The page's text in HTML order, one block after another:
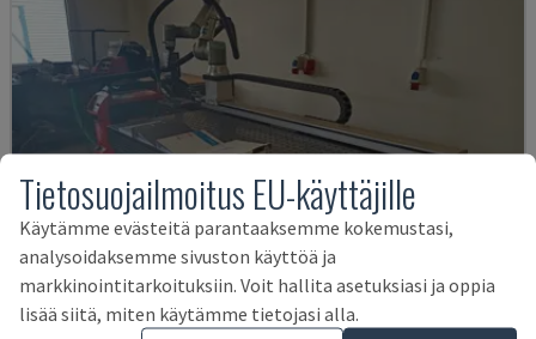
Tietosuojailmoitus EU-käyttäjille
Käytämme evästeitä parantaaksemme kokemustasi,
analysoidaksemme sivuston käyttöä ja
markkinointitarkoituksiin. Voit hallita asetuksiasi ja oppia
lisää siitä, miten käytämme tietojasi alla.